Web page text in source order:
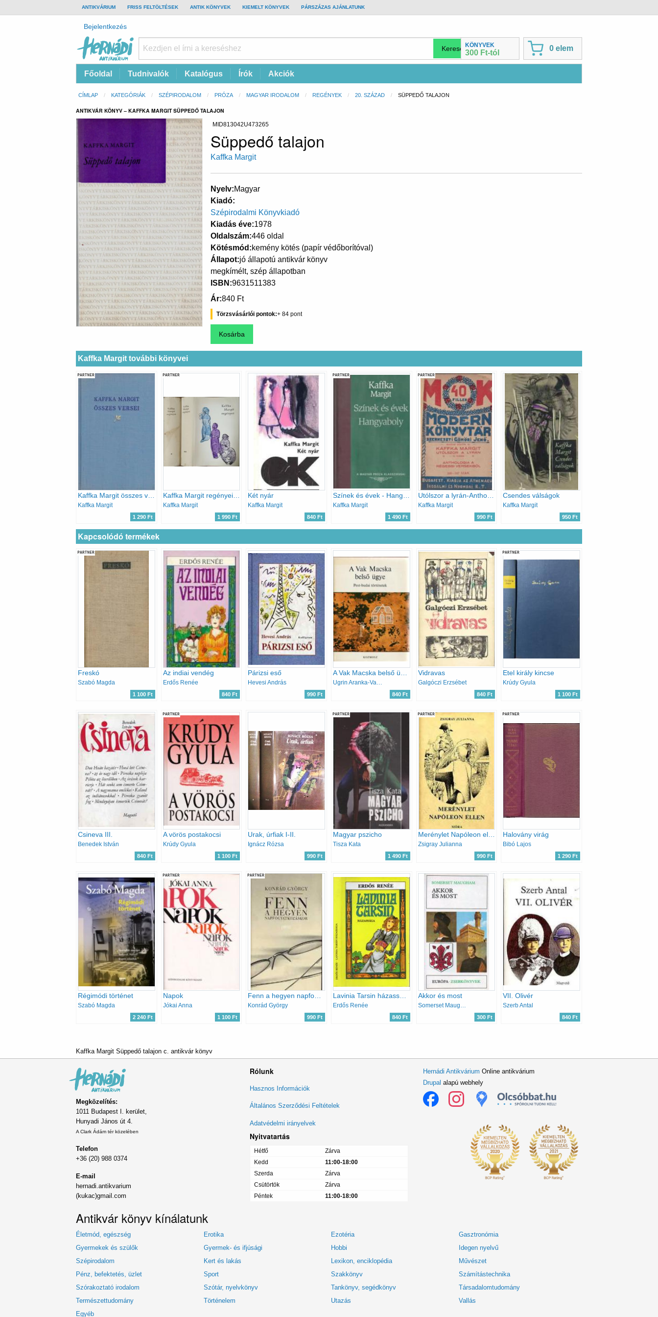
TOP
BAR
ANTIKVÁRIUM FRISS FELTÖLTÉSEK ANTIK KÖNYVEK KIEMELT KÖNYVEK PÁRSZÁZAS AJÁNLATUNK
Felhasználói
fiók
menüje
Bejelentkezés
Antikvárium
Online
KÖNYVEK
300 Ft-tól
0 elem
Fő
navigáció
Főoldal Tudnivalók Katalógus Írók Akciók
Morzsa
CÍMLAP KATEGÓRIÁK SZÉPIRODALOM PRÓZA MAGYAR IRODALOM REGÉNYEK 20. SZÁZAD CURRENT:
SÜPPEDŐ TALAJON
ANTIKVÁR KÖNYV – KAFFKA MARGIT SÜPPEDŐ TALAJON
MID813042U473265
Süppedő talajon
Kaffka Margit
Nyelv Magyar
Kiadó
Szépirodalmi Könyvkiadó
Kiadás éve 1978
Oldalszám 446 oldal
Kötésmód kemény kötés (papír védőborítóval)
Állapot jó állapotú antikvár könyv
megkímélt, szép állapotban
ISBN 9631511383
Ár 840 Ft
Törzsvásárlói pontok 84
Kaffka Margit további könyvei
PARTNER
Kaffka Margit
1 290 Ft
PARTNER
Kaffka Margit regényei I-II.
Kaffka Margit
1 990 Ft
Két nyár
Kaffka Margit
840 Ft
PARTNER
Kaffka Margit
1 490 Ft
PARTNER
Utólszor a lyrán-Anthológia a régebbi versekből
Kaffka Margit
990 Ft
Csendes válságok
Kaffka Margit
950 Ft
Kapcsolódó termékek
PARTNER
Freskó
Szabó Magda
1 100 Ft
Az indiai vendég
Erdős Renée
840 Ft
Párizsi eső
Hevesi András
990 Ft
Ugrin Aranka-Vargha Kálmán
840 Ft
Vidravas
Galgóczi Erzsébet
840 Ft
PARTNER
Etel király kincse
Krúdy Gyula
1 100 Ft
Csineva III.
Benedek István
840 Ft
PARTNER
A vörös postakocsi
Krúdy Gyula
1 100 Ft
Urak, úrfiak I-II.
Ignácz Rózsa
990 Ft
PARTNER
Magyar pszicho
Tisza Kata
1 490 Ft
PARTNER
Merénylet Napóleon ellen
Zsigray Julianna
990 Ft
PARTNER
Halovány virág
Bibó Lajos
1 290 Ft
Régimódi történet
Szabó Magda
2 240 Ft
PARTNER
Napok
Jókai Anna
1 100 Ft
PARTNER
Konrád György
990 Ft
Lavinia Tarsin házassága
Erdős Renée
840 Ft
Akkor és most
Somerset Maugham
300 Ft
VII. Olivér
Szerb Antal
840 Ft
Kaffka Margit Süppedő talajon c. antikvár könyv
Megközelítés:
1011 Budapest I. kerület,
Hunyadi János út 4.
A Clark Ádám tér közelében
Telefon
+36 (20) 988 0374
E-mail
hernadi.antikvarium
(kukac)gmail.com
Rólunk
Lábléc
menü
Hasznos Információk
Általános Szerződési Feltételek
Adatvédelmi irányelvek
Nyitvatartás
Hétfő
Zárva
Kedd
11:00-18:00
Szerda
Zárva
Csütörtök
Zárva
Péntek
11:00-18:00
Hernádi Antikvárium Online antikvárium
Drupal alapú webhely
Antikvár könyv kínálatunk
Életmód, egészség Erotika Ezotéria
Gasztronómia
Gyermekek és szülők
Gyermek- és ifjúsági Hobbi
Idegen nyelvű
Szépirodalom
Kert és lakás Lexikon, enciklopédia
Művészet
Pénz, befektetés, üzlet
Sport Szakkönyv
Számítástechnika
Szórakoztató irodalom
Szótár, nyelvkönyv Tankönyv, segédkönyv
Társadalomtudomány
Természettudomány
Történelem Utazás
Vallás
Egyéb